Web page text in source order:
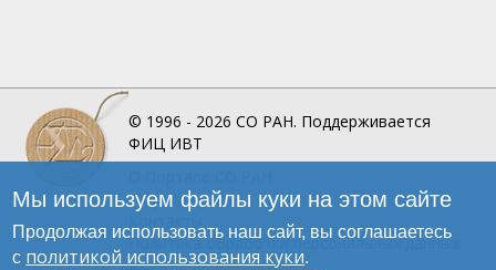
© 1996 - 2026 СО РАН. Поддерживается
ФИЦ ИВТ
Инфографика
Политика обработки персональных данных
Мы используем файлы куки на этом сайте
Продолжая использовать наш сайт, вы соглашаетесь
с политикой использования куки.